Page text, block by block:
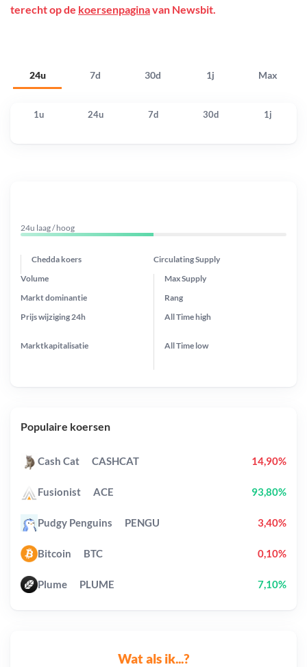
24u 7d 30d 1j Max
terecht op de koersenpaginavan Newsbit.
1u 24u 7d 30d 1j
Wat als ik...?
24u laag / hoog
Chedda koers Circulating Supply
Prijs wijziging 24h
Max Supply
Markt dominantie
Marktkapitalisatie
Volume
Rang
All Timehigh
All Time low
Populaire koersen
Cash Cat CASHCAT 14,90%
Fusionist ACE 93,80%
Pudgy Penguins PENGU 3,40%
Bitcoin BTC 0,10%
Plume PLUME 7,10%